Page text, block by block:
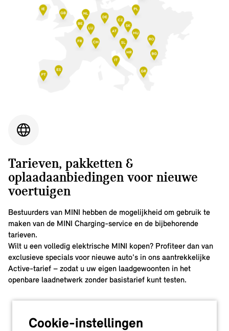
Tarieven, pakketten &
oplaadaanbiedingen voor nieuwe
voertuigen
Bestuurders van MINI hebben de mogelijkheid om gebruik te
maken van de MINI Charging-service en de bijbehorende
tarieven.
Wilt u een volledig elektrische MINI kopen? Profiteer dan van
exclusieve specials voor nieuwe auto's in ons aantrekkelijke
Active-tarief – zodat u uw eigen laadgewoonten in het
openbare laadnetwerk zonder basistarief kunt testen.
Cookie-instellingen